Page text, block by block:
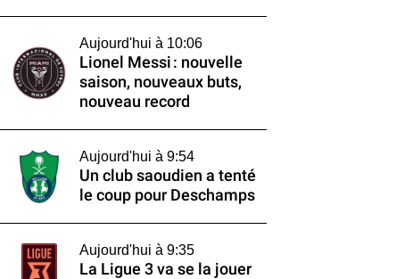
Aujourd'hui à 10:06
Lionel Messi : nouvelle
saison, nouveaux buts,
nouveau record
Aujourd'hui à 9:54
Un club saoudien a tenté
le coup pour Deschamps
Aujourd'hui à 9:35
La Ligue 3 va se la jouer